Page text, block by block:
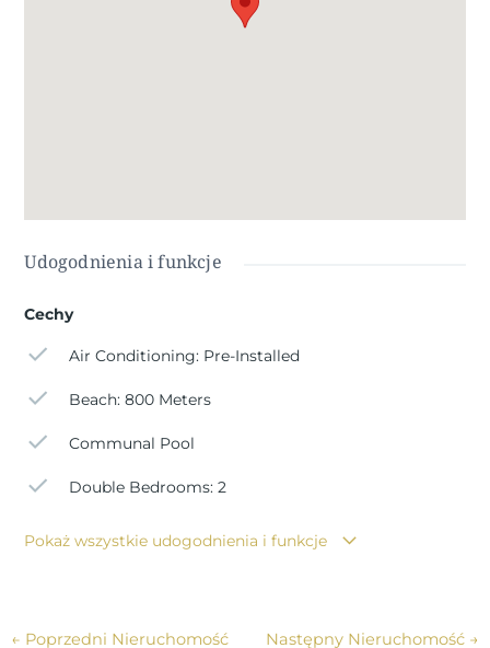
dużymi komercyjnymi centrami handlowymi i wieloma
Udogodnienia i funkcje
Cechy
Air Conditioning: Pre-Installed
Beach: 800 Meters
Communal Pool
Double Bedrooms: 2
Pokaż wszystkie udogodnienia i funkcje
← Poprzedni Nieruchomość Następny Nieruchomość →